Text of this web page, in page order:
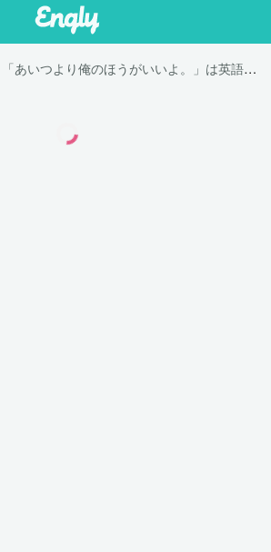
「あいつより俺のほうがいいよ。」は英語で "I'm better than him."